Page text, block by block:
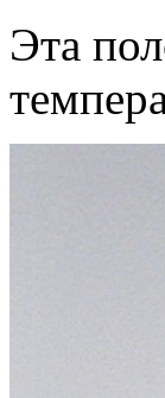
Эта